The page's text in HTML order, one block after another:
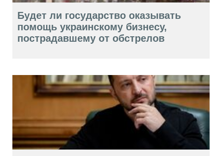
Будет ли государство оказывать
помощь украинскому бизнесу,
пострадавшему от обстрелов